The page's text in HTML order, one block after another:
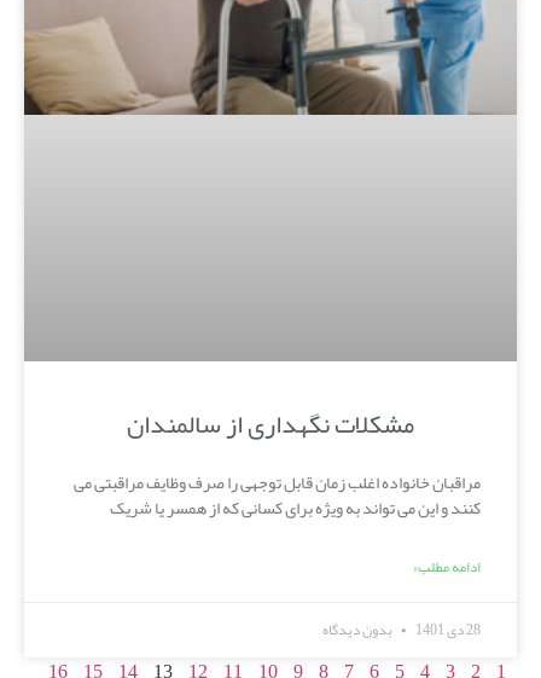
مشکلات نگهداری از سالمندان
مراقبان خانواده اغلب زمان قابل توجهی را صرف وظایف مراقبتی می
کنند و این می تواند به ویژه برای کسانی که از همسر یا شریک
ادامه مطلب»
28 دی 1401 بدون دیدگاه